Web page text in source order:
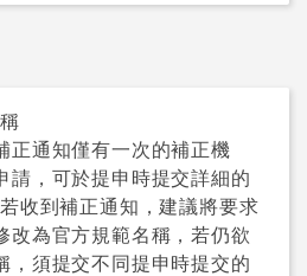
正通知僅有一次的補正機
請，可於提申時提交詳細的
收到補正通知，建議將要求
改為官方規範名稱，若仍欲
，須提交不同提申時提交的